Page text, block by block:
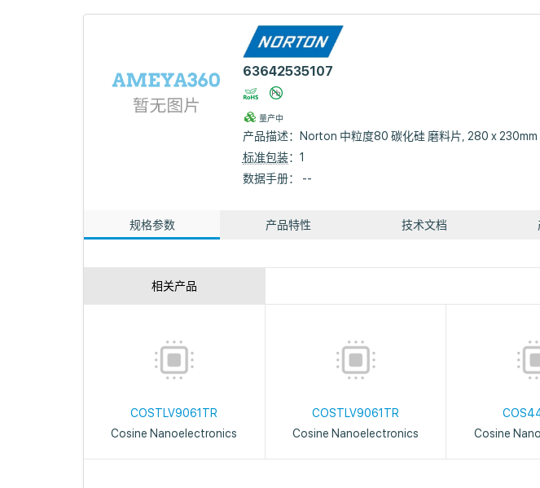
63642535107
量产中
产品描述：
Norton 中粒度80 碳化硅 磨料片, 280 x 230mm
标准包装：1
数据手册： --
规格参数 产品特性 技术文档
相关产品
COSTLV9061TR
Cosine Nanoelectronics
COSTLV9061TR
Cosine Nanoelectronics
Cosine